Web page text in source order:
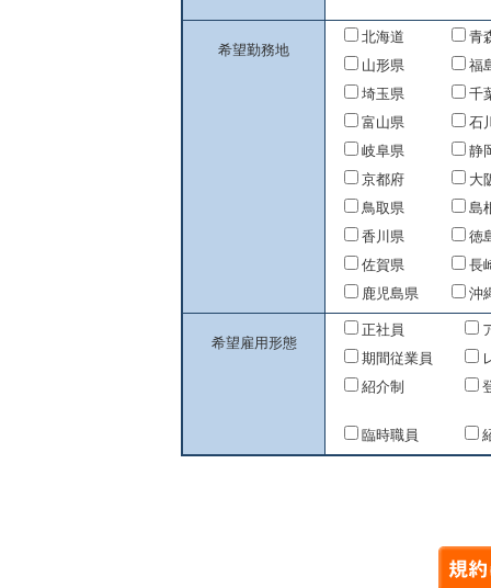
希望勤務地
北海道
青
山形県
福
埼玉県
千
富山県
石
岐阜県
静
京都府
大
鳥取県
島
香川県
徳
佐賀県
長
鹿児島県
沖
希望雇用形態
正社員
期間従業員
紹介制
臨時職員